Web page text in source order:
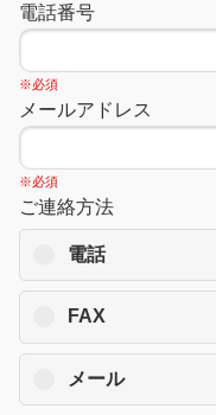
電話番号
※必須
メールアドレス
※必須
ご連絡方法
電話
FAX
メール